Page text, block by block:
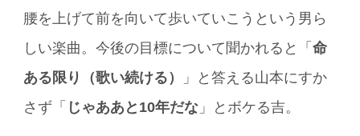
腰を上げて前を向いて歩いていこうという男ら
しい楽曲。今後の目標について聞かれると「命
ある限り（歌い続ける）
」と答える山本にすか
さず「 じゃああと10年だな 」とボケる吉。